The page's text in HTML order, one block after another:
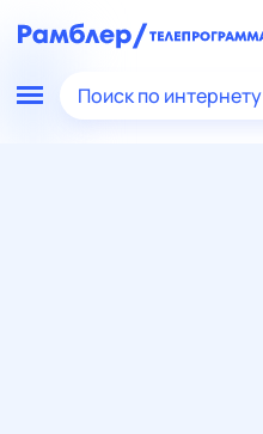
Поиск по интернету